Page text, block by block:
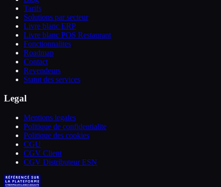
Tarifs
Solutions par secteur
Livre blanc ERP
Livre blanc POS Restaurant
Fonctionnalites
Roadmap
Contact
Revendeurs
Statut des services
Legal
Mentions legales
Politique de confidentialite
Politique des cookies
CGU
CGV Client
CGV Distributeur ESN